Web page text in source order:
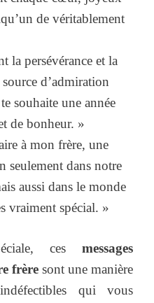
de véritablement
la persévérance et la
d’admiration
souhaite une année
de bonheur. »
à mon frère, une
seulement dans notre
aussi dans le monde
vraiment spécial. »
ces messages
frère sont une manière
qui vous